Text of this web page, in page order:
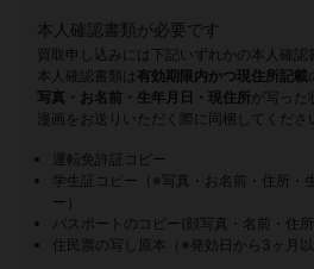
本人確認書類が必要です
買取申し込みには下記いずれかの本人確認
本人確認書類は 有効期限内かつ現住所記載
写真・お名前・生年月日・現住所が写った
漫画をお送りいただく際に同梱してくださ
運転免許証コピー
学生証コピー（※写真・お名前・住所・
ー）
パスポートのコピー(顔写真・名前・住
住民票の写し原本（※発効日から3ヶ月